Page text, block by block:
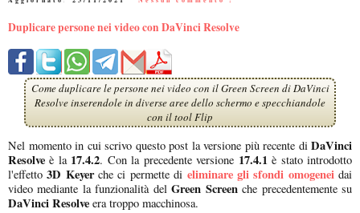
Duplicare persone nei video con DaVinci Resolve
Come duplicare le persone nei video con il Green Screen di DaVinci
Resolve inserendole in diverse aree dello schermo e specchiandole
con il tool Flip
Nel momento in cui scrivo questo post la versione più recente diDaVinci
Resolve è la 17.4.2. Con la precedente versione 17.4.1è stato introdotto
l'effetto 3D Keyerche ci permette di eliminare gli sfondi omogeneidai
video mediante la funzionalità delGreen Screenche precedentemente su
DaVinci Resolve era troppo macchinosa.